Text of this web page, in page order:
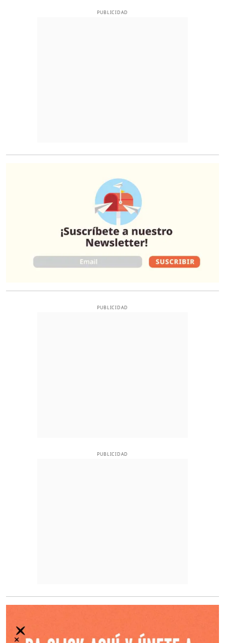
PUBLICIDAD
PUBLICIDAD
PUBLICIDAD